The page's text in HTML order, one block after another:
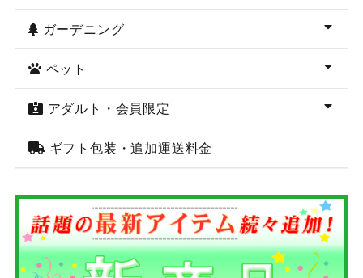
ガーデニング
ペット
アダルト・会員限定
ギフト包装・追加運送料金